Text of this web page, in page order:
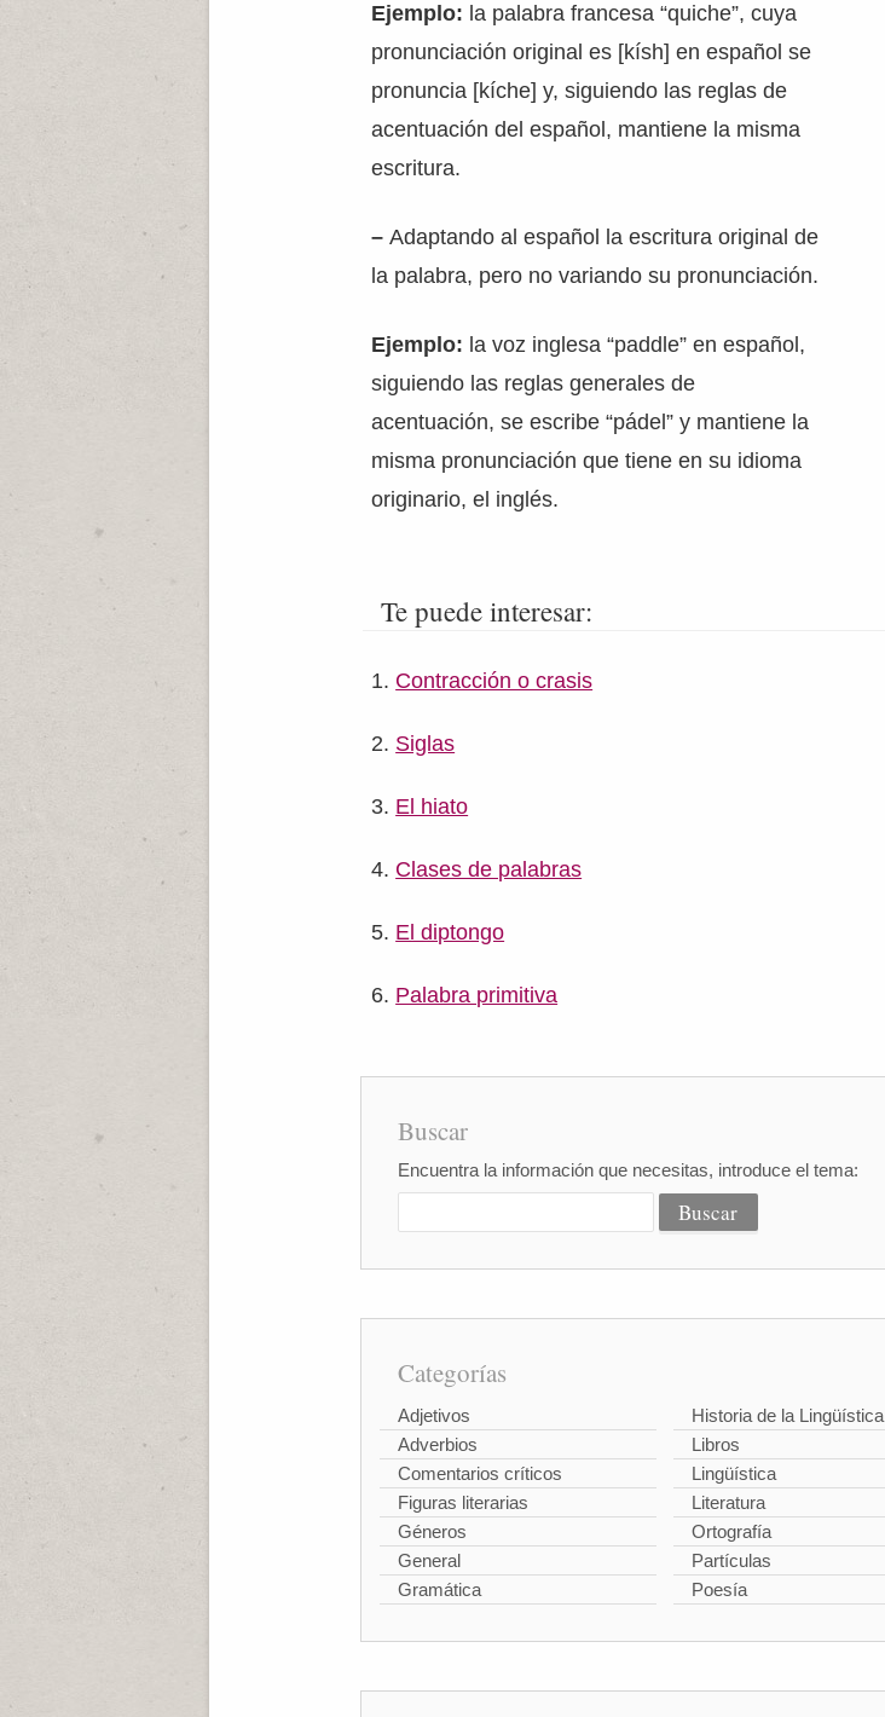
Ejemplo: la palabra francesa “quiche”, cuya
pronunciación original es [kísh] en español se
pronuncia [kíche] y, siguiendo las reglas de
acentuación del español, mantiene la misma
escritura.
–Adaptando al español la escritura original de
la palabra, pero no variando su pronunciación.
Ejemplo: la voz inglesa “paddle” en español,
siguiendo las reglas generales de
acentuación, se escribe “pádel” y mantiene la
misma pronunciación que tiene en su idioma
originario, el inglés.
Te puede interesar:
Contracción o crasis
Siglas
El hiato
Clases de palabras
El diptongo
Palabra primitiva
Buscar
Encuentra la información que necesitas, introduce el tema:
Categorías
Adjetivos
Adverbios
Comentarios críticos
Figuras literarias
Géneros
General
Gramática
Historia de la Lingüística
Libros
Lingüística
Literatura
Ortografía
Partículas
Poesía